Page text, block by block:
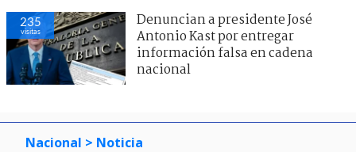
235
visitas
Denuncian a presidente José
Antonio Kast por entregar
información falsa en cadena
nacional
Nacional > Noticia